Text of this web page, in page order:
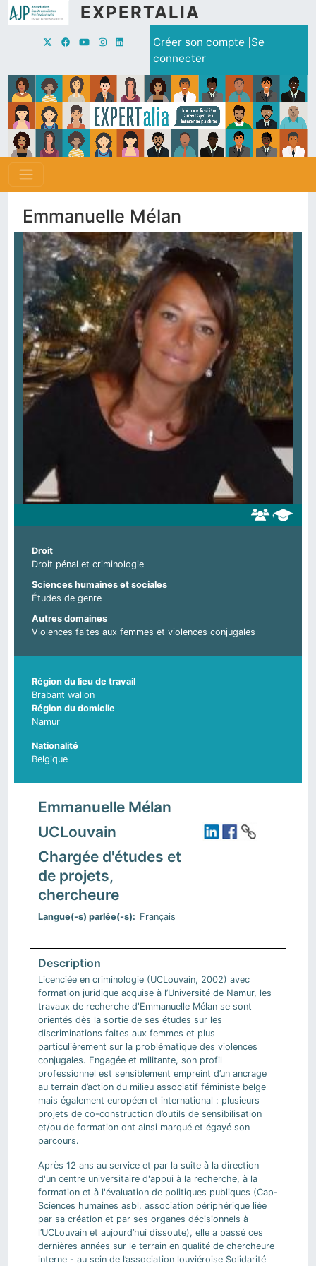
Aller au contenu principalEXPERTALIA
Menu du compte de
Créer son compte Se
connecter
Emmanuelle Mélan
Droit
Droit pénal et criminologie
Sciences humaines et sociales
Études de genre
Autres domaines
Violences faites aux femmes et violences conjugales
Région du lieu de travail
Brabant wallon
Région du domicile
Namur
Nationalité
Belgique
Emmanuelle Mélan
UCLouvain
Chargée d'études et
de projets,
chercheure
Langue(-s) parlée(-s) Français
Licenciée en criminologie (UCLouvain, 2002) avec
formation juridique acquise à l’Université de Namur, les
travaux de recherche d'Emmanuelle Mélan se sont
orientés dès la sortie de ses études sur les
discriminations faites aux femmes et plus
particulièrement sur la problématique des violences
conjugales. Engagée et militante, son profil
professionnel est sensiblement empreint d’un ancrage
au terrain d’action du milieu associatif féministe belge
mais également européen et international : plusieurs
projets de co-construction d’outils de sensibilisation
et/ou de formation ont ainsi marqué et égayé son
parcours.
Après 12 ans au service et par la suite à la direction
d'un centre universitaire d'appui à la recherche, à la
formation et à l'évaluation de politiques publiques (Cap-
Sciences humaines asbl, association périphérique liée
par sa création et par ses organes décisionnels à
l’UCLouvain et aujourd’hui dissoute), elle a passé ces
dernières années sur le terrain en qualité de chercheure
interne - au sein de l’association louviéroise Solidarité